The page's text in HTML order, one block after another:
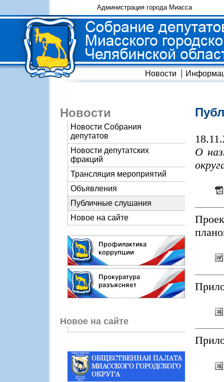
Администрация города Миасса
Новости
Новости
Новости Собрания
депутатов
Новости депутатских
фракций
Трансляция мероприятий
Объявления
Публичные слушания
Новое на сайте
Новое на сайте
О